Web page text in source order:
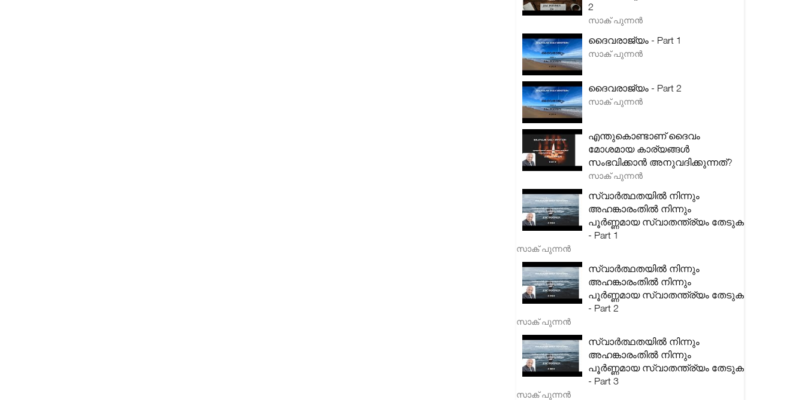
2
സാക് പുന്നൻ
ദൈവരാജ്യം - Part 1
സാക് പുന്നൻ
ദൈവരാജ്യം - Part 2
സാക് പുന്നൻ
എന്തുകൊണ്ടാണ് ദൈവം
മോശമായ കാര്യങ്ങൾ
സംഭവിക്കാൻ അനുവദിക്കുന്നത്?
സാക് പുന്നൻ
സ്വാർത്ഥതയിൽ നിന്നും
അഹങ്കാരംതിൽ നിന്നും
പൂർണ്ണമായ സ്വാതന്ത്ര്യം തേടുക
- Part 1
സാക് പുന്നൻ
സ്വാർത്ഥതയിൽ നിന്നും
അഹങ്കാരംതിൽ നിന്നും
പൂർണ്ണമായ സ്വാതന്ത്ര്യം തേടുക
- Part 2
സാക് പുന്നൻ
സ്വാർത്ഥതയിൽ നിന്നും
അഹങ്കാരംതിൽ നിന്നും
പൂർണ്ണമായ സ്വാതന്ത്ര്യം തേടുക
- Part 3
സാക് പുന്നൻ